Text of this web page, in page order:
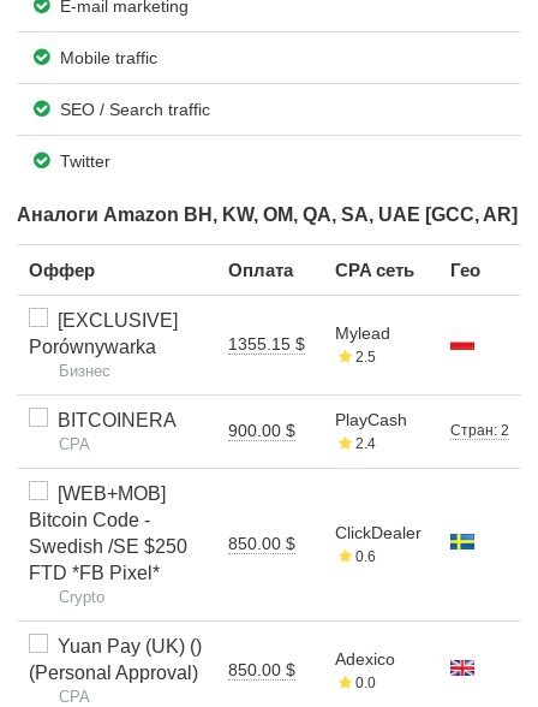
E-mail marketing
Mobile traffic
SEO / Search traffic
Twitter
Аналоги Amazon BH, KW, OM, QA, SA, UAE [GCC, AR]
Оффер Оплата CPA сеть Гео
[EXCLUSIVE]
Porównywarka
Бизнес
1355.15 $
Mylead
2.5
BITCOINERA
CPA
900.00 $
PlayCash
2.4
Стран: 2
[WEB+MOB]
Bitcoin Code -
Swedish /SE $250
FTD *FB Pixel*
Crypto
850.00 $
ClickDealer
0.6
Yuan Pay (UK) ()
(Personal Approval)
CPA
850.00 $
Adexico
0.0